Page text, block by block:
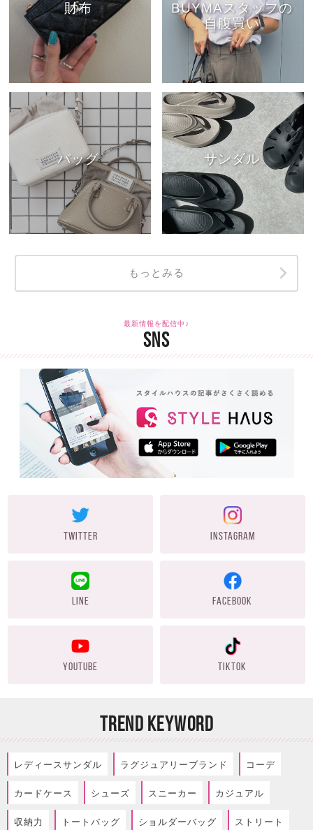
財布
BUYMAスタッフの
自腹買い
バッグ サンダル
もっとみる
最新情報を配信中♪
SNS
TWITTER INSTAGRAM
LINE FACEBOOK
YOUTUBE TIKTOK
TREND KEYWORD
レディースサンダル ラグジュアリーブランド コーデ
カードケース シューズ スニーカー カジュアル
収納力 トートバッグ ショルダーバッグ ストリート